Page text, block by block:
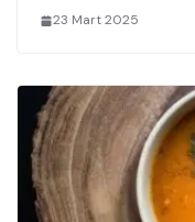
23 Mart 2025